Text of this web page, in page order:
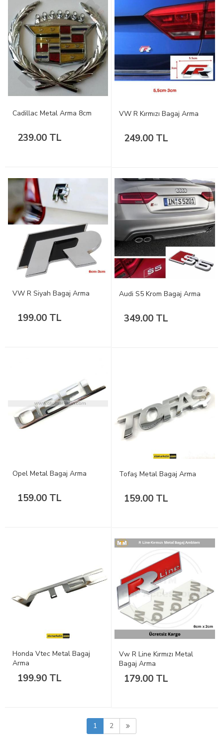
Cadillac Metal Arma 8cm
239.00 TL
VW R Kırmızı Bagaj Arma
249.00 TL
VW R Siyah Bagaj Arma
199.00 TL
Audi S5 Krom Bagaj Arma
349.00 TL
Opel Metal Bagaj Arma
159.00 TL
Tofaş Metal Bagaj Arma
159.00 TL
Honda Vtec Metal Bagaj
Arma
199.90 TL
Vw R Line Kırmızı Metal
Bagaj Arma
179.00 TL
1 2